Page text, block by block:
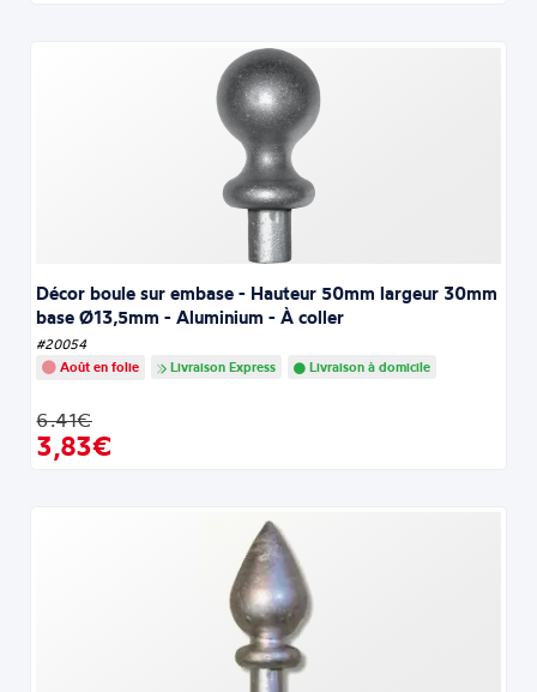
Décor boule sur embase - Hauteur 50mm largeur 30mm
base Ø13,5mm - Aluminium - À coller
#20054
Août en folie
Livraison Express Livraison à domicile
6.41€
3,83€